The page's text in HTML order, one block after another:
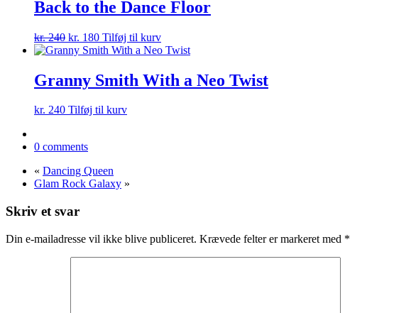
kr. 225.kr. 169.
Back to the Dance Floor
kr.240 Den
oprindelige
kr. 240.
kr. 180Den
aktuelle
er:
kr. 180.
Tilføj til kurv
Granny Smith With a Neo Twist
kr. 240 Tilføj til kurv
0 comments
« Dancing Queen
Glam Rock Galaxy »
Skriv et svar
Din e-mailadresse vil ikke blive publiceret. Krævede felter er markeret med *